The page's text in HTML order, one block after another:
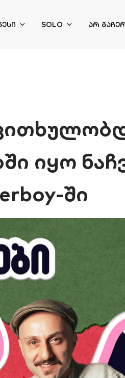
SOLO ᲐᲠ
იყო
ში